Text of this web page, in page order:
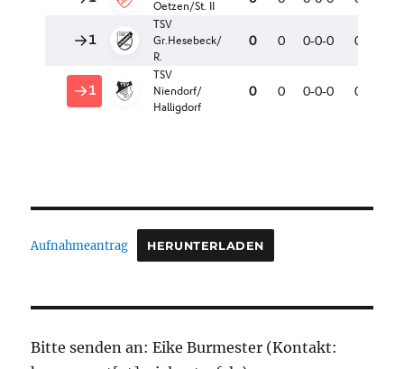
Aufnahmeantrag HERUNTERLADEN
Bitte senden an: Eike Burmester (Kontakt: